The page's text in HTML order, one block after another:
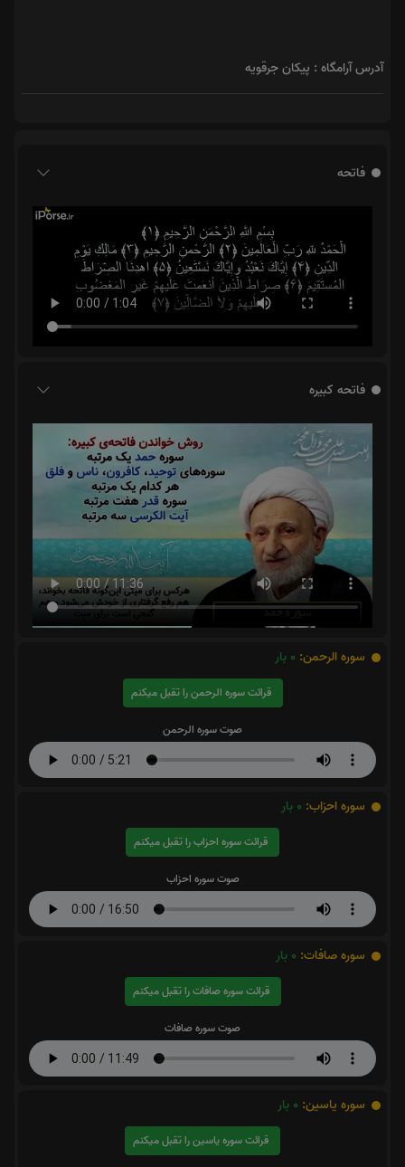
آدرس آرامگاه : پیکان جرقویه
فاتحه
فاتحه کبیره
سوره الرحمن: 0 بار
قرائت سوره الرحمن را تقبل میکنم
صوت سوره الرحمن
سوره احزاب: 0 بار
قرائت سوره احزاب را تقبل میکنم
صوت سوره احزاب
سوره صافات: 0 بار
قرائت سوره صافات را تقبل میکنم
صوت سوره صافات
سوره یاسین: 0 بار
قرائت سوره یاسین را تقبل میکنم